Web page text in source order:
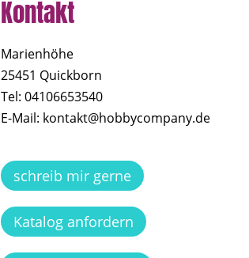
Kontakt
Marienhöhe
25451 Quickborn
Tel: 04106653540
E-Mail: kontakt@hobbycompany.de
schreib mir gerne
Katalog anfordern